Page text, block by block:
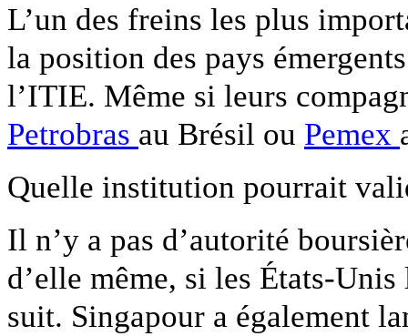
L’un des freins les plus
la position des pays
l’ITIE. Même si leurs
Petrobras au Brésil ou Pemex
Quelle institution pourrait
Il n’y a pas d’autorité
d’elle même, si les États-
suit. Singapour a également